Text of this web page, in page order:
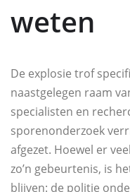
weten
De explosie trof
naastgelegen raam
specialisten en
sporenonderzoek
afgezet. Hoewel er
zo’n gebeurtenis, is
blijven: de politie